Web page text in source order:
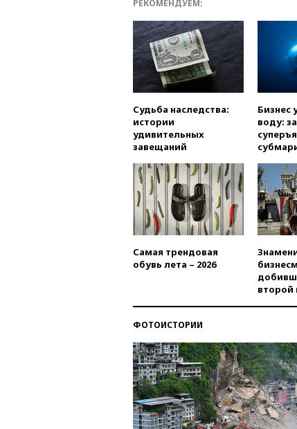
РЕКОМЕНДУЕМ:
Судьба наследства:
истории
удивительных
завещаний
Бизнес
воду:
Самая трендовая
обувь лета – 2026
второй
ФОТОИСТОРИИ